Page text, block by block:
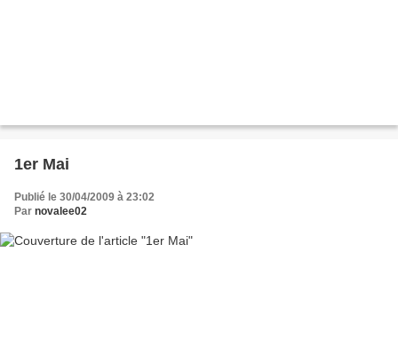
1er Mai
Publié le 30/04/2009 à 23:02
Par novalee02